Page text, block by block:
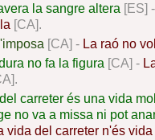
la sangre altera [ES] -
[CA].
[CA] - La raó no
no fa la figura [CA] -
carreter és una vida
no va a missa ni pot
vida del carreter n'és